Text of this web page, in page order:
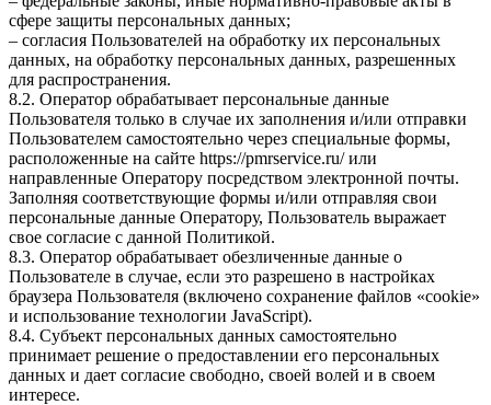
сфере защиты персональных данных;
– согласия Пользователей на обработку их персональных
данных, на обработку персональных данных, разрешенных
для распространения.
8.2. Оператор обрабатывает персональные данные
Пользователя только в случае их заполнения и/или отправки
Пользователем самостоятельно через специальные формы,
расположенные на сайте https://pmrservice.ru/или
направленные Оператору посредством электронной почты.
Заполняя соответствующие формы и/или отправляя свои
персональные данные Оператору, Пользователь выражает
свое согласие с данной Политикой.
8.3. Оператор обрабатывает обезличенные данные о
Пользователе в случае, если это разрешено в настройках
браузера Пользователя (включено сохранение файлов «cookie»
и использование технологии JavaScript).
8.4. Субъект персональных данных самостоятельно
принимает решение о предоставлении его персональных
данных и дает согласие свободно, своей волей и в своем
интересе.